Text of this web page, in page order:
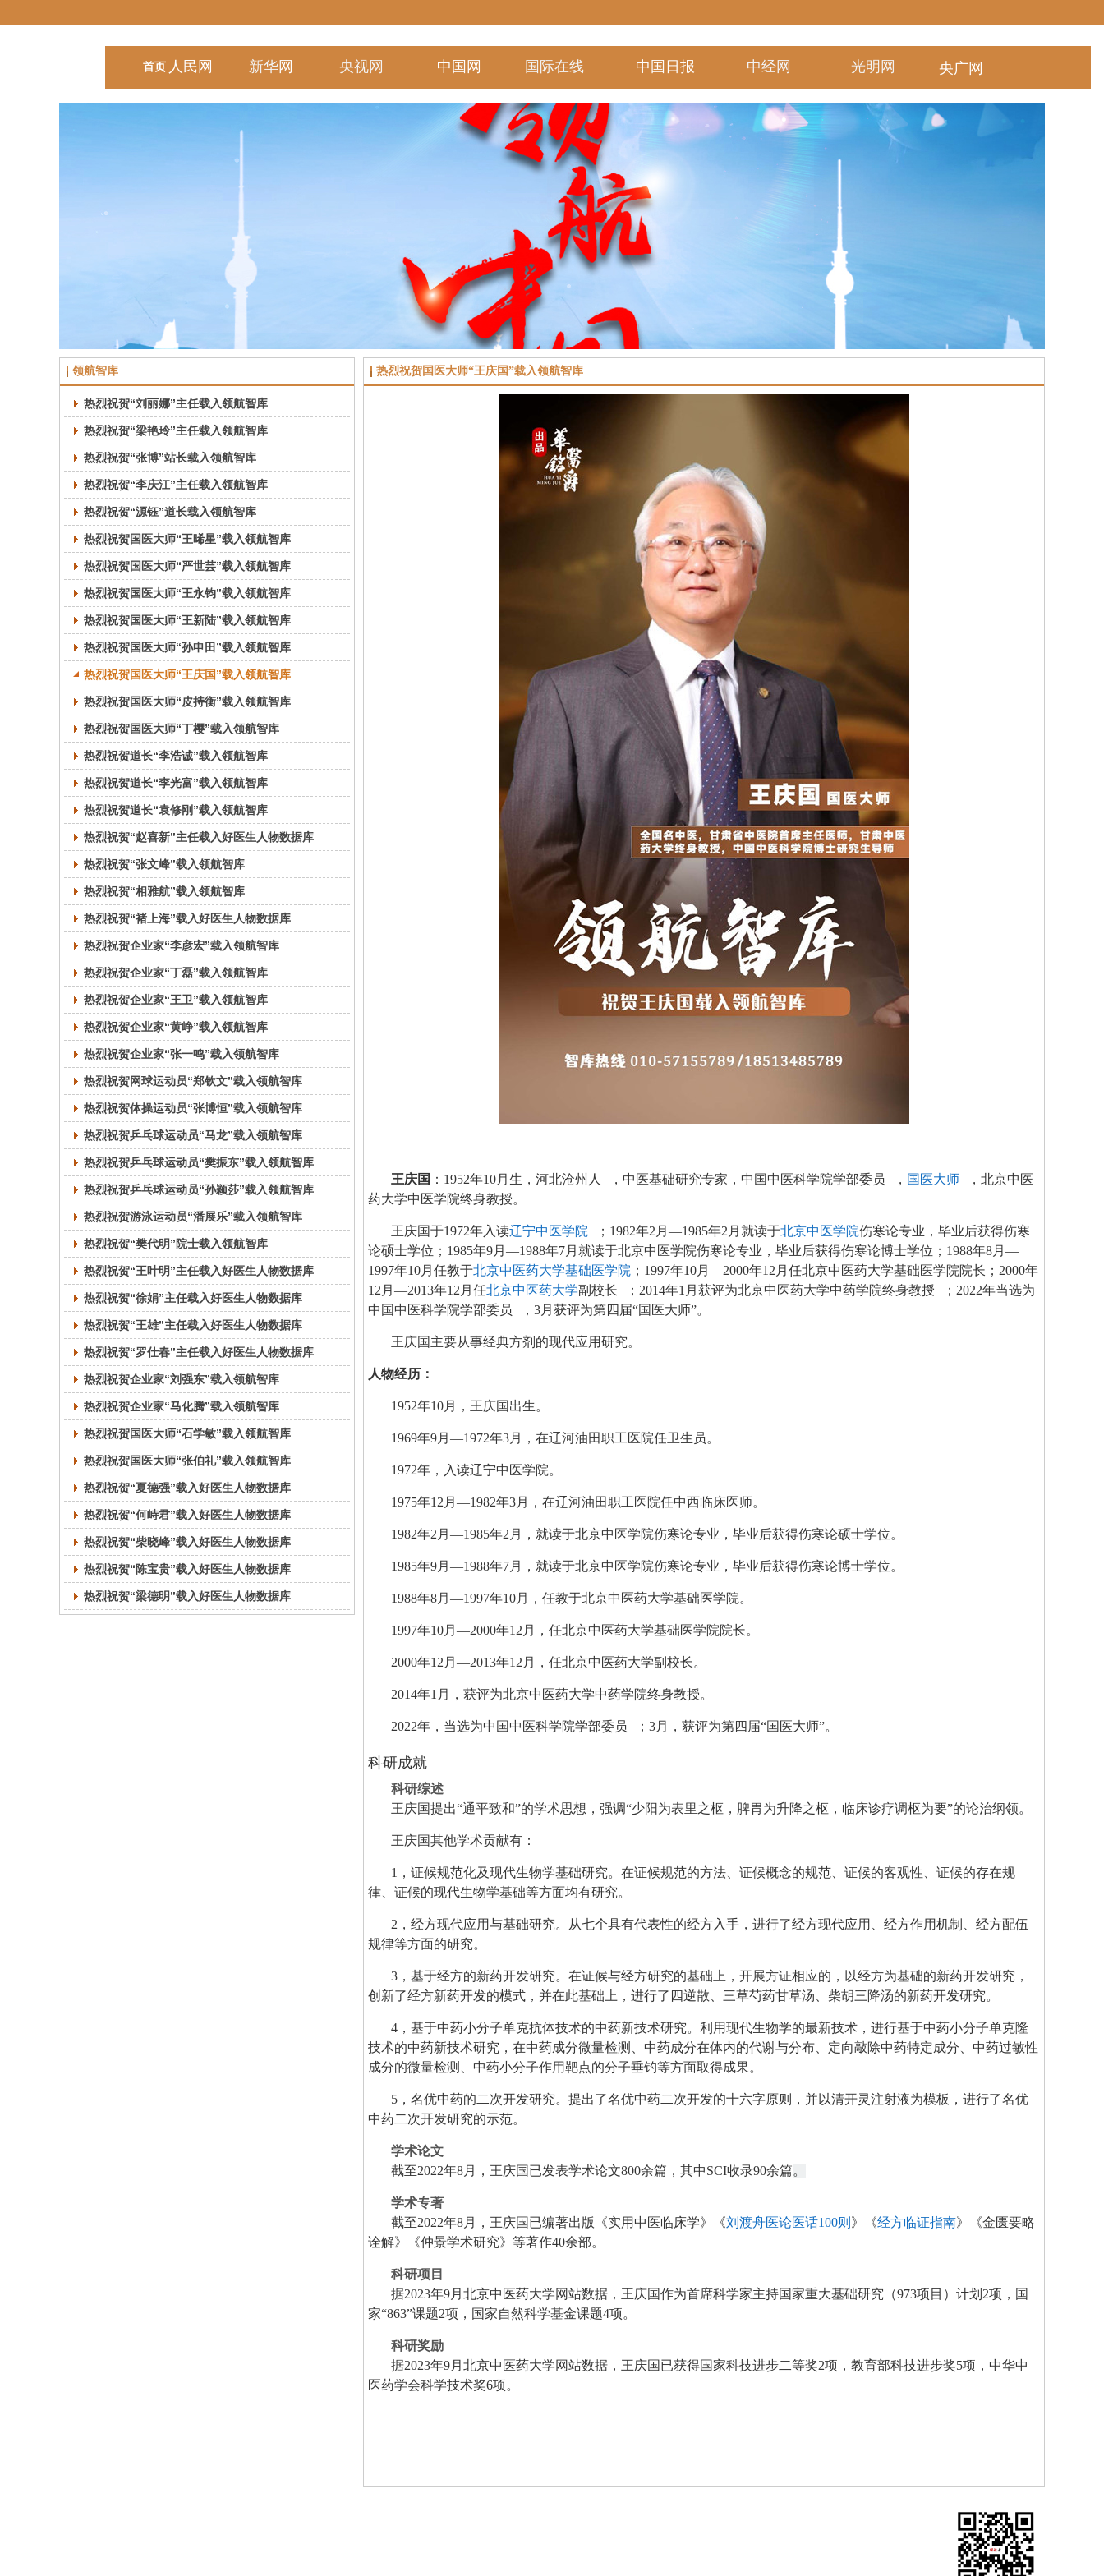
中经网 光明网 央广网
中国日报
国际在线
中国网
央视网
新华网
人民 网
首页
领航智库
热烈祝贺“刘丽娜”主任载入领航智库
热烈祝贺“梁艳玲”主任载入领航智库
热烈祝贺“张博”站长载入领航智库
热烈祝贺“李庆江”主任载入领航智库
热烈祝贺“源钰”道长载入领航智库
热烈祝贺国医大师“王晞星”载入领航智库
热烈祝贺国医大师“严世芸”载入领航智库
热烈祝贺国医大师“王永钧”载入领航智库
热烈祝贺国医大师“王新陆”载入领航智库
热烈祝贺国医大师“孙申田”载入领航智库
热烈祝贺国医大师“王庆国”载入领航智库
热烈祝贺国医大师“皮持衡”载入领航智库
热烈祝贺国医大师“丁樱”载入领航智库
热烈祝贺道长“李浩诚”载入领航智库
热烈祝贺道长“李光富”载入领航智库
热烈祝贺道长“袁修刚”载入领航智库
热烈祝贺“赵喜新”主任载入好医生人物数据库
热烈祝贺“张文峰”载入领航智库
热烈祝贺“相雅航”载入领航智库
热烈祝贺“褚上海”载入好医生人物数据库
热烈祝贺企业家“李彦宏”载入领航智库
热烈祝贺企业家“丁磊”载入领航智库
热烈祝贺企业家“王卫”载入领航智库
热烈祝贺企业家“黄峥”载入领航智库
热烈祝贺企业家“张一鸣”载入领航智库
热烈祝贺网球运动员“郑钦文”载入领航智库
热烈祝贺体操运动员“张博恒”载入领航智库
热烈祝贺乒乓球运动员“马龙”载入领航智库
热烈祝贺乒乓球运动员“樊振东”载入领航智库
热烈祝贺乒乓球运动员“孙颖莎”载入领航智库
热烈祝贺游泳运动员“潘展乐”载入领航智库
热烈祝贺“樊代明”院士载入领航智库
热烈祝贺“王叶明”主任载入好医生人物数据库
热烈祝贺“徐娟”主任载入好医生人物数据库
热烈祝贺“王雄”主任载入好医生人物数据库
热烈祝贺“罗仕春”主任载入好医生人物数据库
热烈祝贺企业家“刘强东”载入领航智库
热烈祝贺企业家“马化腾”载入领航智库
热烈祝贺国医大师“石学敏”载入领航智库
热烈祝贺国医大师“张伯礼”载入领航智库
热烈祝贺“夏德强”载入好医生人物数据库
热烈祝贺“何峙君”载入好医生人物数据库
热烈祝贺“柴晓峰”载入好医生人物数据库
热烈祝贺“陈宝贵”载入好医生人物数据库
热烈祝贺“梁德明”载入好医生人物数据库
热烈祝贺国医大师“王庆国”载入领航智库
王庆国 ：1952年10月生，河北沧州人 ，中医基础研究专家，中国中医科学院学部委员 ， 国医大师
，北京中医
药大学中医学院终身教授。
王庆国于1972年入读辽宁中医学院 ；1982年2月—1985年2月就读于北京中医学院伤寒论专业，毕业后获得伤寒
论硕士学位；1985年9月—1988年7月就读于北京中医学院伤寒论专业，毕业后获得伤寒论博士学位；1988年8月—
1997年10月任教于北京中医药大学基础医学院 ；1997年10月—2000年12月任北京中医药大学基础医学院院长；2000年
12月—2013年12月任北京中医药大学副校长 ；2014年1月获评为北京中医药大学中药学院终身教授
；2022年当选为
中国中医科学院学部委员
，3月获评为第四届“国医大师”。
王庆国主要从事经典方剂的现代应用研究。
人物经历：
1952年10月，王庆国出生。
1969年9月—1972年3月，在辽河油田职工医院任卫生员。
1972年，入读辽宁中医学院。
1975年12月—1982年3月，在辽河油田职工医院任中西临床医师。
1982年2月—1985年2月，就读于北京中医学院伤寒论专业，毕业后获得伤寒论硕士学位。
1985年9月—1988年7月，就读于北京中医学院伤寒论专业，毕业后获得伤寒论博士学位。
1988年8月—1997年10月，任教于北京中医药大学基础医学院。
1997年10月—2000年12月，任北京中医药大学基础医学院院长。
2000年12月—2013年12月，任北京中医药大学副校长。
2014年1月，获评为北京中医药大学中药学院终身教授。
2022年，当选为中国中医科学院学部委员 ；3月，获评为第四届“国医大师”。
科研成就
科研综述
王庆国提出“通平致和”的学术思想，强调“少阳为表里之枢，脾胃为升降之枢，临床诊疗调枢为要”的论治纲领。
王庆国其他学术贡献有：
1，证候规范化及现代生物学基础研究。在证候规范的方法、证候概念的规范、证候的客观性、证候的存在规
律、证候的现代生物学基础等方面均有研究。
2，经方现代应用与基础研究。从七个具有代表性的经方入手，进行了经方现代应用、经方作用机制、经方配伍
规律等方面的研究。
3，基于经方的新药开发研究。在证候与经方研究的基础上，开展方证相应的，以经方为基础的新药开发研究，
创新了经方新药开发的模式，并在此基础上，进行了四逆散、三草芍药甘草汤、柴胡三降汤的新药开发研究。
4，基于中药小分子单克抗体技术的中药新技术研究。利用现代生物学的最新技术，进行基于中药小分子单克隆
技术的中药新技术研究，在中药成分微量检测、中药成分在体内的代谢与分布、定向敲除中药特定成分、中药过敏性
成分的微量检测、中药小分子作用靶点的分子垂钓等方面取得成果。
5，名优中药的二次开发研究。提出了名优中药二次开发的十六字原则，并以清开灵注射液为模板，进行了名优
中药二次开发研究的示范。
学术论文
截至2022年8月，王庆国已发表学术论文800余篇，其中SCI收录90余篇。
学术专著
截至2022年8月，王庆国已编著出版《实用中医临床学》《刘渡舟医论医话100则 》《经方临证指南》《金匮要略
诠解》《仲景学术研究》等著作40余部。
科研项目
据2023年9月北京中医药大学网站数据，王庆国作为首席科学家主持国家重大基础研究（973项目）计划2项，国
家“863”课题2项，国家自然科学基金课题4项。
科研奖励
据2023年9月北京中医药大学网站数据，王庆国已获得国家科技进步二等奖2项，教育部科技进步奖5项，中华中
医药学会科学技术奖6项。